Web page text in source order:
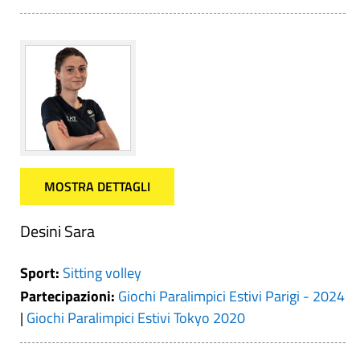
MOSTRA DETTAGLI
Desini Sara
Sport: Sitting volley
Partecipazioni: Giochi Paralimpici Estivi Parigi - 2024
| Giochi Paralimpici Estivi Tokyo 2020